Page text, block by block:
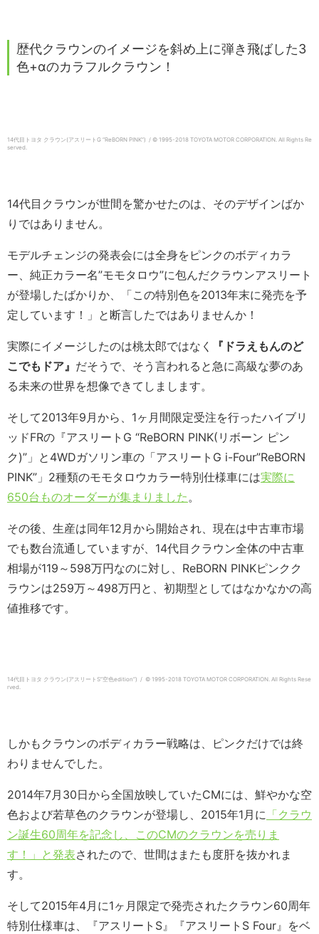
歴代クラウンのイメージを斜め上に弾き飛ばした3
色+αのカラフルクラウン！
14代目トヨタ クラウン(アスリートG “ReBORN PINK”) / © 1995-2018 TOYOTA MOTOR CORPORATION. All Rights Re
served.
14代目クラウンが世間を驚かせたのは、そのデザインばか
りではありません。
モデルチェンジの発表会には全身をピンクのボディカラ
ー、純正カラー名”モモタロウ”に包んだクラウンアスリート
が登場したばかりか、「この特別色を2013年末に発売を予
定しています！」と断言したではありませんか！
実際にイメージしたのは桃太郎ではなく
『ドラえもんのど
こでもドア』 だそうで、そう言われると急に高級な夢のあ
る未来の世界を想像できてしまします。
そして2013年9月から、1ヶ月間限定受注を行ったハイブリ
ッドFRの『アスリートG “ReBORN PINK(リボーン ピン
ク)”」と4WDガソリン車の「アスリートG i-Four”ReBORN
PINK”」2種類のモモタロウカラー特別仕様車には実際に
650台ものオーダーが集まりました。
その後、生産は同年12月から開始され、現在は中古車市場
でも数台流通していますが、14代目クラウン全体の中古車
相場が119～598万円なのに対し、ReBORN PINKピンクク
ラウンは259万～498万円と、初期型としてはなかなかの高
値推移です。
14代目トヨタ クラウン(アスリートS”空色edition”) / © 1995-2018 TOYOTA MOTOR CORPORATION. All Rights Rese
rved.
しかもクラウンのボディカラー戦略は、ピンクだけでは終
わりませんでした。
2014年7月30日から全国放映していたCMには、鮮やかな空
色および若草色のクラウンが登場し、2015年1月に 「クラウ
ン誕生60周年を記念し、このCMのクラウンを売りま
す！」と発表されたので、世間はまたも度肝を抜かれま
す。
そして2015年4月に1ヶ月限定で発売されたクラウン60周年
特別仕様車は、『アスリートS』『アスリートS Four』をベ